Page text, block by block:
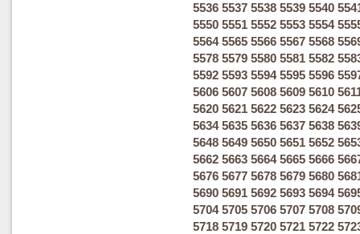
5536 5537 5538 5539 5540
5550 5551 5552 5553 5554
5564 5565 5566 5567 5568
5578 5579 5580 5581 5582
5592 5593 5594 5595 5596
5606 5607 5608 5609 5610
5620 5621 5622 5623 5624
5634 5635 5636 5637 5638
5648 5649 5650 5651 5652
5662 5663 5664 5665 5666
5676 5677 5678 5679 5680
5690 5691 5692 5693 5694
5704 5705 5706 5707 5708
5718 5719 5720 5721 5722